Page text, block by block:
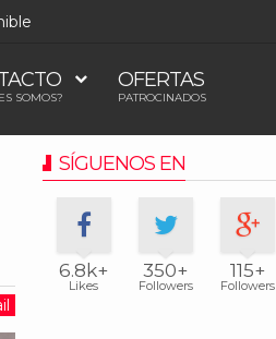
SOMOS?
OFERTAS
PATROCINADOS
SÍGUENOS EN
6.8k+
Likes
350+
Followers
115+
Followers